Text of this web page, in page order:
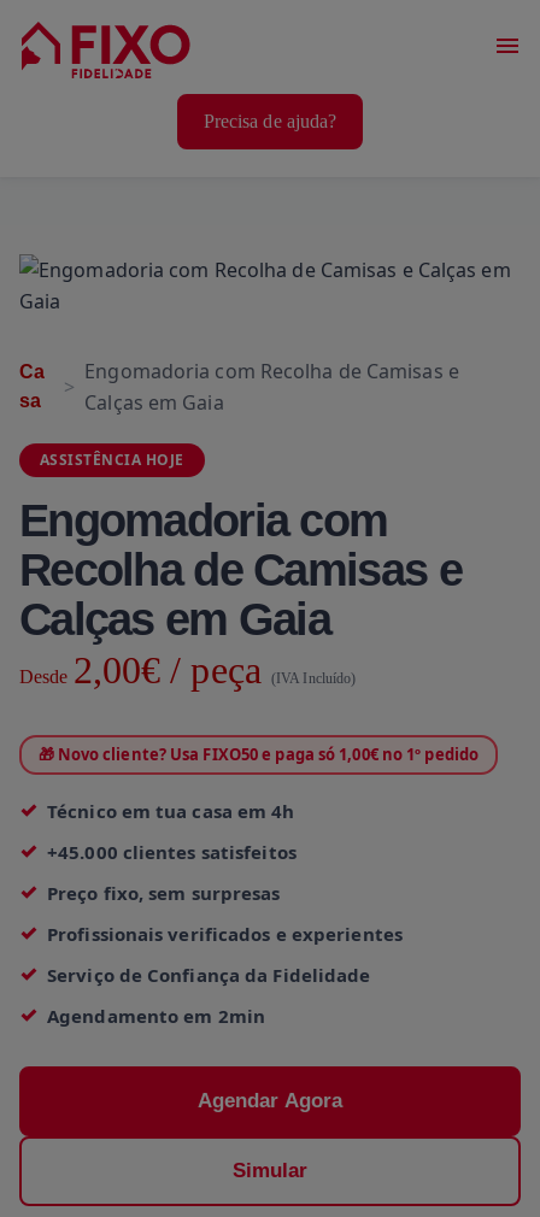
Serviços Casa
Precisa de ajuda?
Ca
sa
Engomadoria com Recolha de Camisas e
Calças em Gaia
ASSISTÊNCIA HOJE
Engomadoria com
Recolha de Camisas e
Calças em Gaia
Desde 2,00€ / peça (IVA Incluído)
🎁 Novo cliente? Usa FIXO50 e paga só 1,00€ no 1º pedido
Técnico em tua casa em 4h
+45.000 clientes satisfeitos
Preço fixo, sem surpresas
Profissionais verificados e experientes
Serviço de Confiança da Fidelidade
Agendamento em 2min
Agendar Agora
Simular